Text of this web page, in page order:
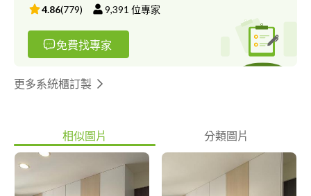
4.86(779) 9,391 位專家
免費找專家
更多系統櫃訂製
相似圖片 分類圖片